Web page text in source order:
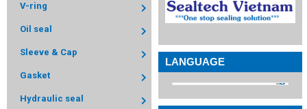
V-ring
Oil seal
Sleeve & Cap
Gasket
Hydraulic seal
LANGUAGE